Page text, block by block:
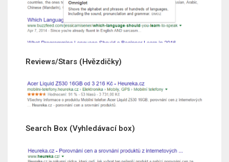
Reviews/Stars (Hvězdičky)
Search Box (Vyhledávací box)